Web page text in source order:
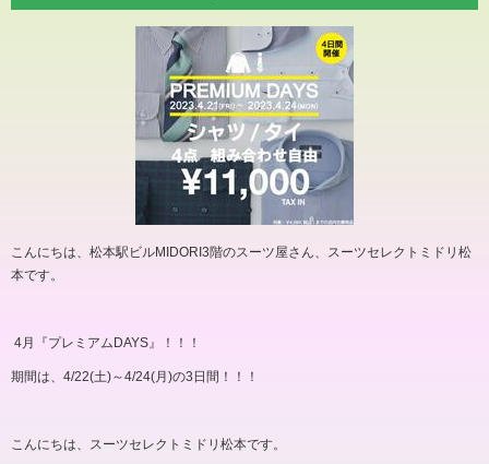
こんにちは、松本駅ビルMIDORI3階のスーツ屋さん、スーツセレクトミドリ松
本です。
4月『プレミアム DAYS』！！！
期間は、 4/22(土)～4/24(月 )の3 日間！！！
こんにちは、スーツセレクトミドリ松本です。